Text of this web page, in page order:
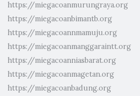
https://miegacoanmurungraya.org
https://miegacoanbimantb.org
https://miegacoannmamuju.org
https://miegacoanmanggaraintt.org
https://miegacoanniasbarat.org
https://miegacoanmagetan.org
https://miegacoanbadung.org